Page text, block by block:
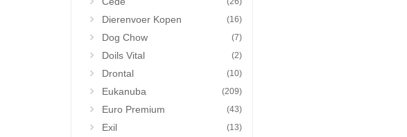
Dierenvoer Kopen (16)
Dog Chow (7)
Doils Vital (2)
Drontal (10)
Eukanuba (209)
Euro Premium (43)
Exil (13)